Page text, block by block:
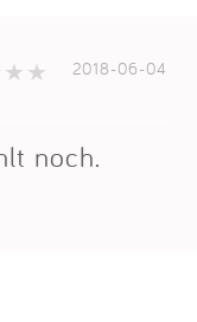
2018-06-04
noch.